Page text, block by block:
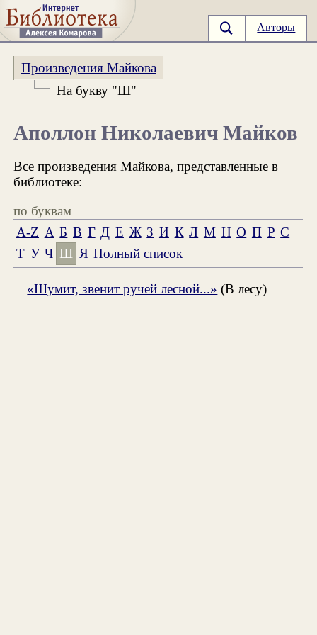
Авторы
Произведения Майкова
На букву "Ш"
Аполлон Николаевич Майков
Все произведения Майкова, представленные в
библиотеке:
по буквам
A-Z А Б В Г Д Е Ж З И К Л М Н О П Р С
Т У Ч Ш Я Полный список
«Шумит, звенит ручей лесной...» (В лесу)